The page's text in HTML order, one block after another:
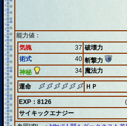
能力値：
気魄
37 破壊力
術式
40 斬撃力
神秘
34 魔法力
運命 ＨＰ
EXP：8126
サイキックエナジー